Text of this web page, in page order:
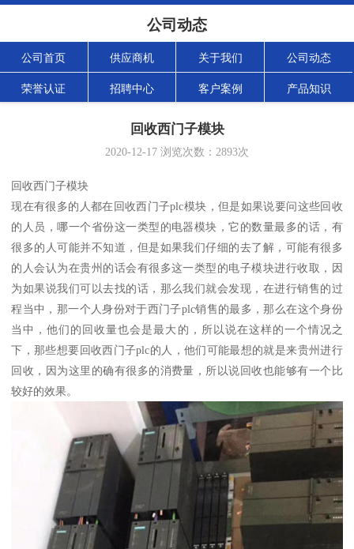
公司动态
公司首页 供应商机 关于我们 公司动态
荣誉认证 招聘中心 客户案例 产品知识
回收西门子模块
2020-12-17 浏览次数： 2893次
回收西门子模块
现在有很多的人都在回收西门子plc模块，但是如果说要问这些回收
的人员，哪一个省份这一类型的电器模块，它的数量最多的话，有
很多的人可能并不知道，但是如果我们仔细的去了解，可能有很多
的人会认为在贵州的话会有很多这一类型的电子模块进行收取，因
为如果说我们可以去找的话，那么我们就会发现，在进行销售的过
程当中，那一个人身份对于西门子plc销售的最多，那么在这个身份
当中，他们的回收量也会是最大的，所以说在这样的一个情况之
下，那些想要回收西门子plc的人，他们可能最想的就是来贵州进行
回收，因为这里的确有很多的消费量，所以说回收也能够有一个比
较好的效果。